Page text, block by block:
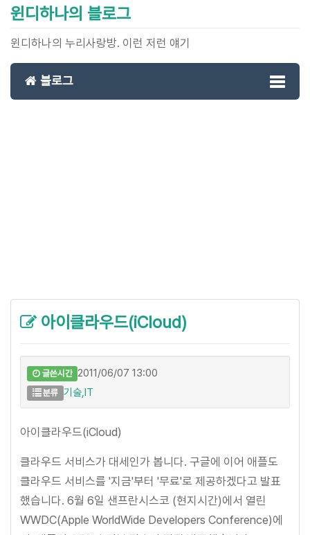
윈디하나의 블로그
윈디하나의 누리사랑방. 이런 저런 얘기
블로그
아이클라우드(iCloud)
글쓴시간 2011/06/07 13:00
분류 기술,IT
아이클라우드(iCloud)
클라우드 서비스가 대세인가 봅니다. 구글에 이어 애플도
클라우드 서비스를 '지금'부터 '무료'로 제공하겠다고 발표
했습니다. 6월 6일 샌프란시스코 (현지시간)에서 열린
WWDC(Apple WorldWide Developers Conference)에